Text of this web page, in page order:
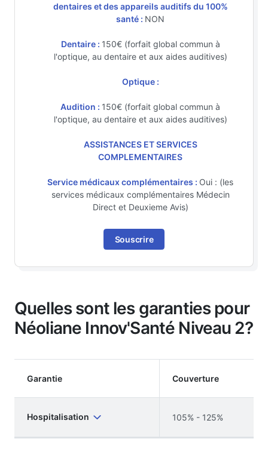
dentaires et des appareils auditifs du 100%
santé : NON
Dentaire : 150€ (forfait global commun à
l'optique, au dentaire et aux aides auditives)
Optique :
Audition : 150€ (forfait global commun à
l'optique, au dentaire et aux aides auditives)
ASSISTANCES ET SERVICES
COMPLEMENTAIRES
Service médicaux complémentaires : Oui : (les
services médicaux complémentaires Médecin
Direct et Deuxieme Avis)
Souscrire
Quelles sont les garanties pour
Néoliane Innov'Santé Niveau 2?
Garantie Couverture
Hospitalisation 105% - 125%